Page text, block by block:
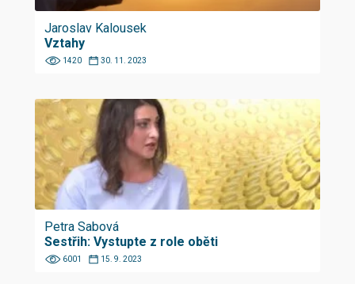
Jaroslav Kalousek
Vztahy
1420 30. 11. 2023
Petra Sabová
Sestřih: Vystupte z role oběti
6001 15. 9. 2023